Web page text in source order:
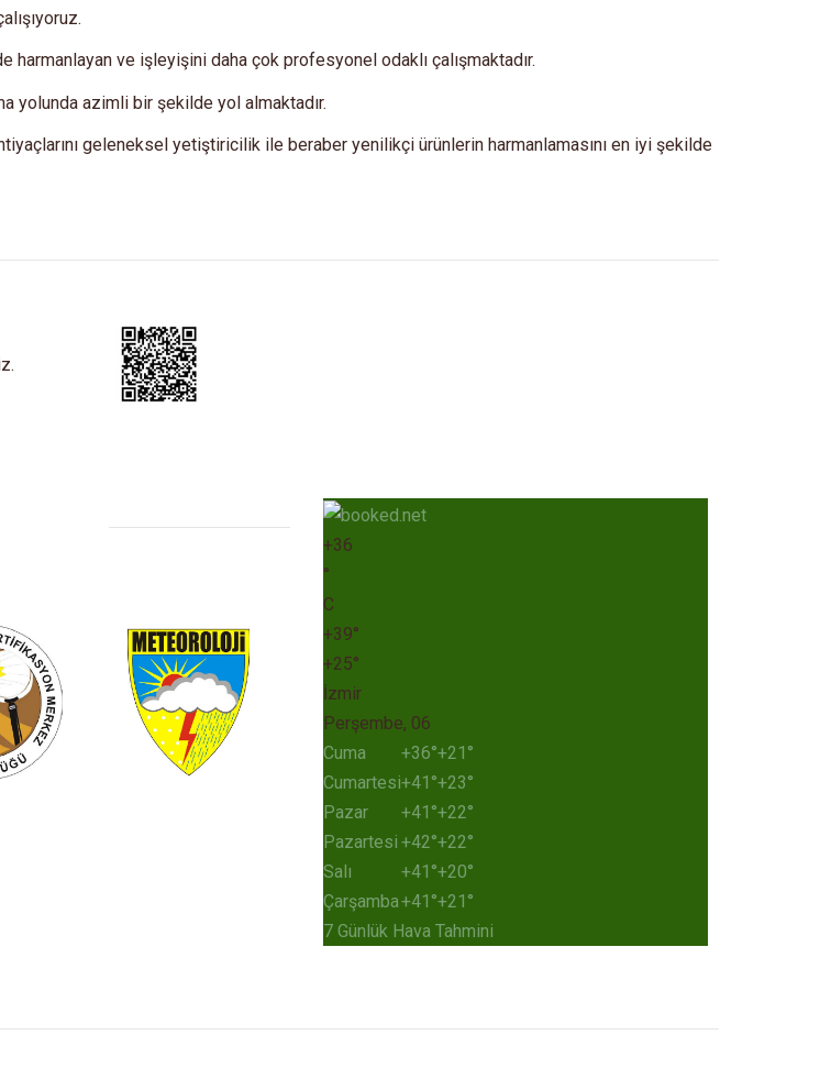
ve işleyişini daha çok profesyonel odaklı çalışmaktadır.
yolunda azimli bir şekilde yol almaktadır.
geleneksel yetiştiricilik ile beraber yenilikçi ürünlerin harmanlamasını en iyi şekilde
+36
°
C
+39°
+25°
İzmir
Perşembe, 06
Cuma
+36°+21°
Cumartesi+41°+23°
Pazar
+41°+22°
Pazartesi +42°+22°
Salı
+41°+20°
Çarşamba+41°+21°
7 Günlük Hava Tahmini